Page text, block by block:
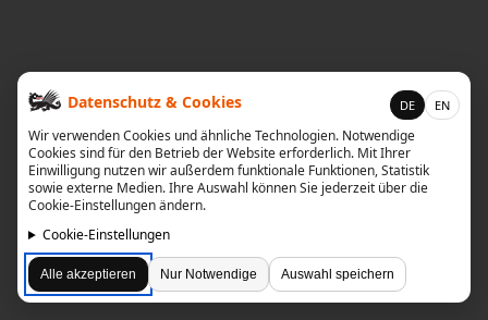
flüchtig
biografie
huberts
schreibtisch
ETC.
vermischtes
Datenschutz & Cookies DE EN
Wir verwenden Cookies und ähnliche Technologien. Notwendige
Cookies sind für den Betrieb der Website erforderlich. Mit Ihrer
Einwilligung nutzen wir außerdem funktionale Funktionen, Statistik
sowie externe Medien. Ihre Auswahl können Sie jederzeit über die
Cookie-Einstellungen ändern.
Cookie-Einstellungen
Alle akzeptieren Nur Notwendige Auswahl speichern